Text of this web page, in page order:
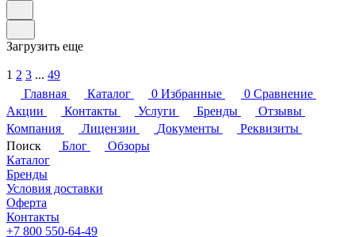
Загрузить еще
1 2 3 ... 49
Главная
Каталог 0 Избранные 0 Сравнение
Акции
Контакты Услуги Бренды
Отзывы
Компания
Лицензии Документы
Реквизиты
Поиск
Блог
Обзоры
Каталог
Бренды
Условия доставки
Оферта
Контакты
+7 800 550-64-49